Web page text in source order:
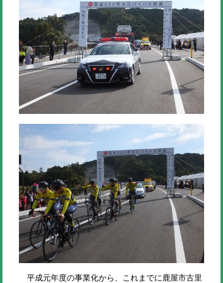
平成元年度の事業化から、これまでに鹿屋市古里